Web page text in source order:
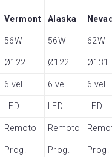
Vermont Alaska
56W 56W 62W
Ø122 Ø122 Ø131
6 vel 6 vel 6 vel
LED LED LED
Remoto Remoto
Prog. Prog. Prog.